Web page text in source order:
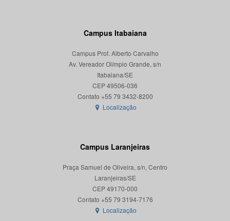
Campus Itabaiana
Campus Prof. Alberto Carvalho
Av. Vereador Olímpio Grande, s/n
Itabaiana/SE
CEP 49506-036
Localização
Campus Laranjeiras
Praça Samuel de Oliveira, s/n, Centro
Laranjeiras/SE
CEP 49170-000
Localização